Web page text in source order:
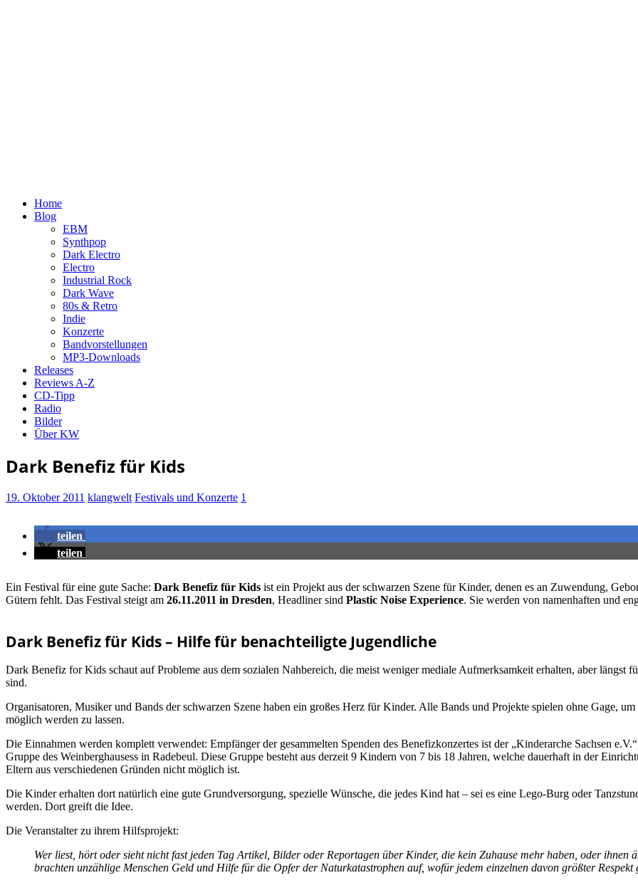
Home
Blog
EBM
Synthpop
Dark Electro
Electro
Industrial Rock
Dark Wave
80s & Retro
Indie
Konzerte
Bandvorstellungen
MP3-Downloads
Releases
Reviews A-Z
CD-Tipp
Radio
Bilder
Über KW
Dark Benefiz für Kids
19. Oktober 2011 klangwelt Festivals und Konzerte 1
teilen
teilen
Ein Festival für eine gute Sache: Dark Benefiz für Kids ist ein Projekt aus der schwarzen Szene für Kinder, denen es an Zuwendung,
Gütern fehlt. Das Festival steigt am 26.11.2011 in Dresden, Headliner sind Plastic Noise Experience. Sie werden von namenhaften und
Dark Benefiz für Kids – Hilfe für benachteiligte Jugendliche
Dark Benefiz for Kids schaut auf Probleme aus dem sozialen Nahbereich, die meist weniger mediale Aufmerksamkeit erhalten, aber längst
sind.
Organisatoren, Musiker und Bands der schwarzen Szene haben ein großes Herz für Kinder. Alle Bands und Projekte spielen ohne Gage,
möglich werden zu lassen.
Die Einnahmen werden komplett verwendet: Empfänger der gesammelten Spenden des Benefizkonzertes ist der „Kinderarche Sachsen
Gruppe des Weinberghausess in Radebeul. Diese Gruppe besteht aus derzeit 9 Kindern von 7 bis 18 Jahren, welche dauerhaft in der
Eltern aus verschiedenen Gründen nicht möglich ist.
Die Kinder erhalten dort natürlich eine gute Grundversorgung, spezielle Wünsche, die jedes Kind hat – sei es eine Lego-Burg oder
werden. Dort greift die Idee.
Die Veranstalter zu ihrem Hilfsprojekt:
Wer liest, hört oder sieht nicht fast jeden Tag Artikel, Bilder oder Reportagen über Kinder, die kein Zuhause mehr haben, oder
brachten unzählige Menschen Geld und Hilfe für die Opfer der Naturkatastrophen auf, wofür jedem einzelnen davon größter Respekt